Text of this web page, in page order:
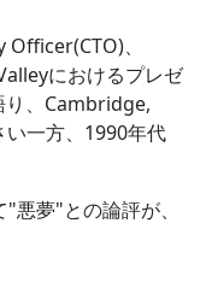
、
におけるプレゼ
り、Cambridge,
一方、1990年代
夢"との論評が、